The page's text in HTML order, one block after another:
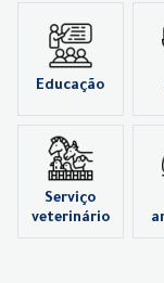
Educação
Serviço
veterinário